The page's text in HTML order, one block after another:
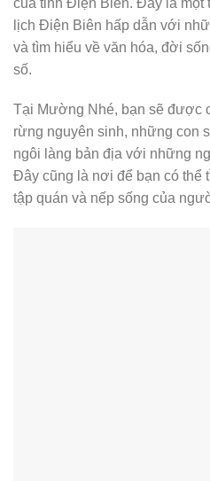
lịch Điện Biên hấp dẫn với
và tìm hiểu về văn hóa, đời
số.
Tại Mường Nhé, bạn sẽ được
rừng nguyên sinh, những con
ngôi làng bản địa với những
Đây cũng là nơi để bạn có thể
tập quán và nếp sống của